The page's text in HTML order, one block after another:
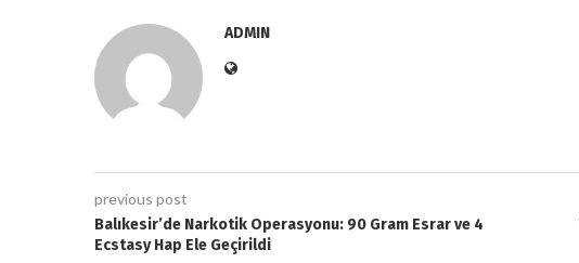
ADMIN
previous post
Balıkesir’de Narkotik Operasyonu: 90 Gram Esrar ve 4
Ecstasy Hap Ele Geçirildi